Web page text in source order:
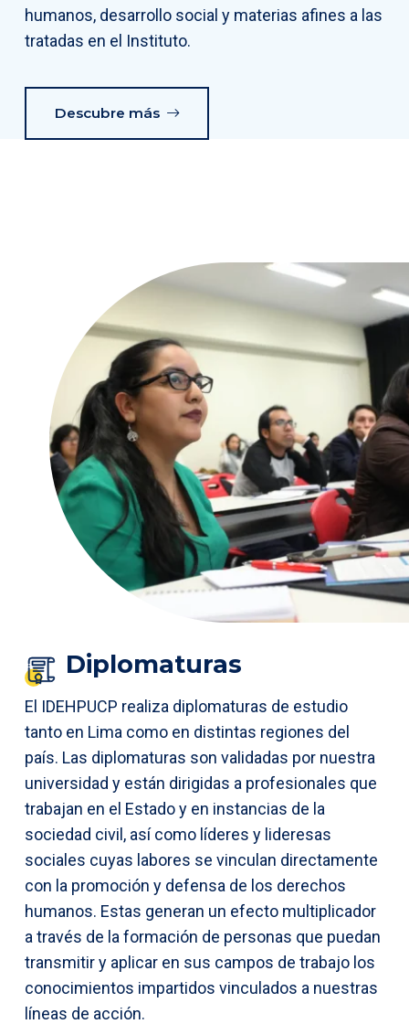
humanos, desarrollo social y materias afines a las
tratadas en el Instituto.
Descubre más
Diplomaturas
El IDEHPUCP realiza diplomaturas de estudio
tanto en Lima como en distintas regiones del
país. Las diplomaturas son validadas por nuestra
universidad y están dirigidas a profesionales que
trabajan en el Estado y en instancias de la
sociedad civil, así como líderes y lideresas
sociales cuyas labores se vinculan directamente
con la promoción y defensa de los derechos
humanos. Estas generan un efecto multiplicador
a través de la formación de personas que puedan
transmitir y aplicar en sus campos de trabajo los
conocimientos impartidos vinculados a nuestras
líneas de acción.